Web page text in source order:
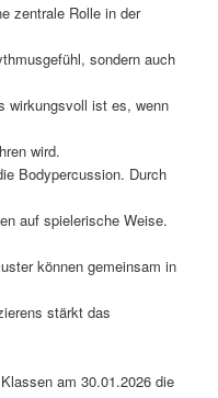
zentrale Rolle in der
sondern auch
wirkungsvoll ist es, wenn
wird.
Bodypercussion. Durch
auf spielerische Weise.
können gemeinsam in
stärkt das
am 30.01.2026 die